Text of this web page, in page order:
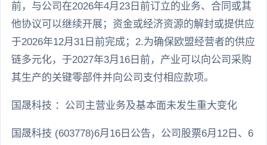
前，与公司在2026年4月23日前订立的业务、合同或其
他协议可以继续开展；资金或经济资源的解封或提供应
于2026年12月31日前完成；2.为确保欧盟经营者的供应
链多元化，于2027年3月16日前，产业可以向公司采购
其生产的关键零部件并向公司支付相应款项。
国晟科技 ：公司主营业务及基本面未发生重大变化
国晟科技 (603778)6月16日公告，公司股票6月12日、6